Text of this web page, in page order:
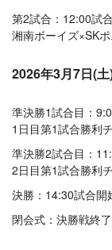
第2試合：12:00試
湘南ボーイズ×SK
2026年3月7日(
準決勝1試合目：
1日目第1試合勝利
準決勝2試合目：
2日目第1試合勝利
決勝：14:30試合開
閉会式：決勝戦終